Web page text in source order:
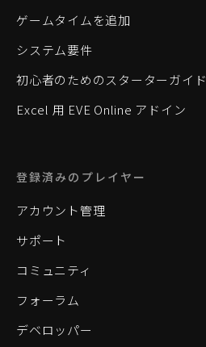
ゲームタイムを追加
システム要件
初心者のためのスターターガイド
Excel 用 EVE Online アドイン
登録済みのプレイヤー
アカウント管理
サポート
コミュニティ
フォーラム
デベロッパー